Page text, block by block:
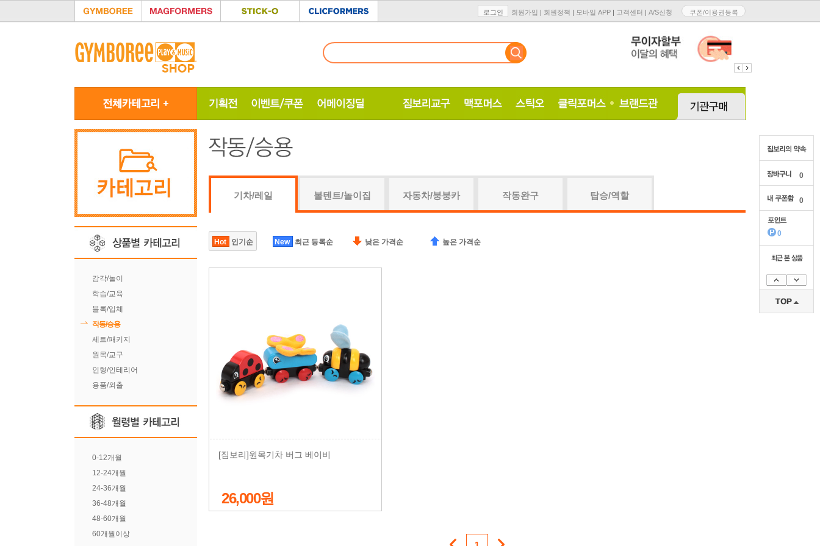
로그인 회원가입 | 회원정책 | 모바일 APP | 고객센터 | A/S신청 쿠폰/이용권등록
0
0
0
감각/놀이
학습/교육
블록/입체
작동/승용
세트/패키지
원목/교구
인형/인테리어
용품/외출
0-12개월
12-24개월
24-36개월
36-48개월
48-60개월
60개월이상
기차/레일 볼텐트/놀이집 자동차/붕붕카 작동완구 탑승/역할
Hot 인기순 New 최근 등록순 낮은 가격순 높은 가격순
[짐보리]원목기차 버그 베이비
26,000원